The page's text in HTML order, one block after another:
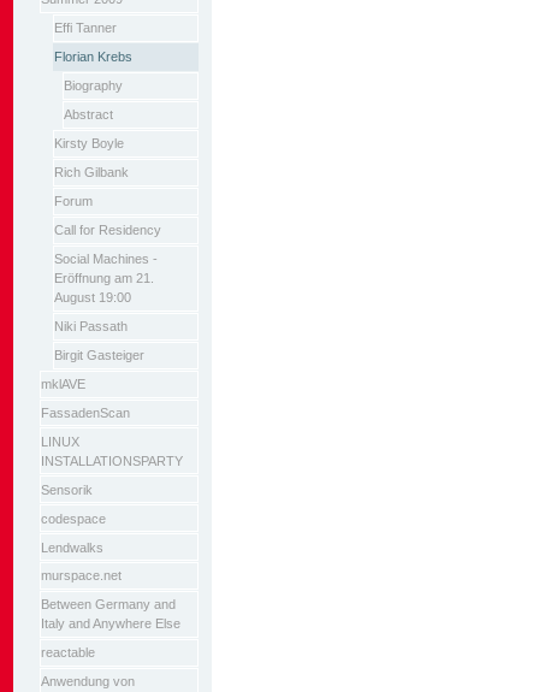
Effi Tanner
Florian Krebs
Biography
Abstract
Kirsty Boyle
Rich Gilbank
Forum
Call for Residency
Social Machines -
Eröffnung am 21.
August 19:00
Niki Passath
Birgit Gasteiger
mklAVE
FassadenScan
LINUX
INSTALLATIONSPARTY
Sensorik
codespace
Lendwalks
murspace.net
Between Germany and
Italy and Anywhere Else
reactable
Anwendung von